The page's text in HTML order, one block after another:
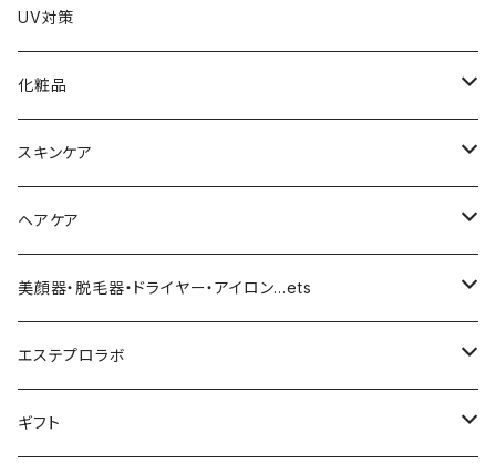
UV対策
化粧品
化粧下地
ファンデーション／パウダー
クッションファンデーション
リキッドファンデ
マスカラ／眉毛／アイシャドー
リップ／チーク
アイライナー
スキンケア
導入化粧水／化粧水
美容液／アイクリーム
クリーム・乳液
クレンジング／洗顔
ヘアケア
ヘアシャンプー／トリートメント
つるりんちょ
ヘアケア
スタイリング剤
美顔器・脱毛器・ドライヤー・アイロン…ets
MY TREX（マイトレックス）
KINUJO （絹女）
エステプロラボ
ファスティング
ギフト